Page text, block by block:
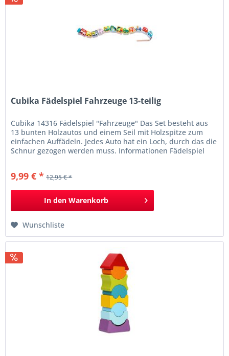
Cubika Fädelspiel Fahrzeuge 13-teilig
Cubika 14316 Fädelspiel "Fahrzeuge" Das Set besteht aus
13 bunten Holzautos und einem Seil mit Holzspitze zum
einfachen Auffädeln. Jedes Auto hat ein Loch, durch das die
Schnur gezogen werden muss. Informationen Fädelspiel
Wasserbasis hergestellt in...
9,99 € * 12,95 € *
In den Warenkorb
Wunschliste